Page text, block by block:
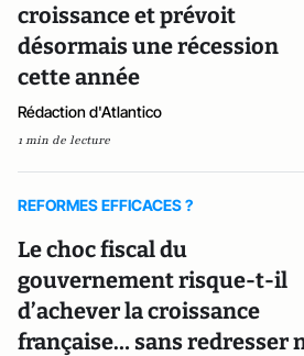
croissance et prévoit
désormais une récession
cette année
Rédaction d'Atlantico
1 min de lecture
REFORMES EFFICACES ?
Le choc fiscal du
gouvernement risque-t-il
d’achever la croissance
française… sans redresser